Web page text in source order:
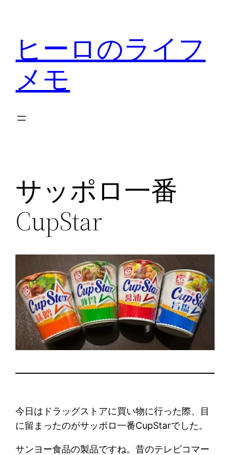
ヒーロのライフ
メモ
サッポロ一番
CupStar
今日はドラッグストアに買い物に行った際、目
に留まったのがサッポロ一番CupStarでした。
サンヨー食品の製品ですね。昔のテレビコマー